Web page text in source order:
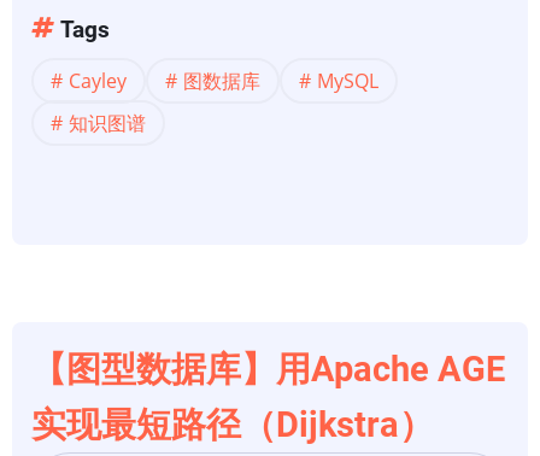
图
谱】
——
Python
Tags
Cayley 图数据库
MySQL
知识图谱
【图型数据库】用Apache AGE
实现最短路径（Dijkstra）